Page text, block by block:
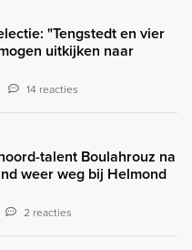
"Tengstedt en vier
uitkijken naar
14 reacties
talent Boulahrouz na
weer weg bij Helmond
2 reacties